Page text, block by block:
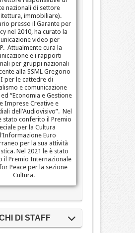
nazionali di settore
immobiliare).
presso il Garante per
nel 2010, ha curato la
video per
Attualmente cura la
e i rapporti
per gruppi nazionali
alla SSML Gregorio
per le cattedre di
e comunicazione
“Economia e Gestione
Imprese Creative e
dell’Audiovisivo”. Nel
stato conferito il Premio
per la Cultura
Euro
per la sua attività
Nel 2021 le è stato
il Premio Internazionale
Peace per la sezione
Cultura.
DI STAFF